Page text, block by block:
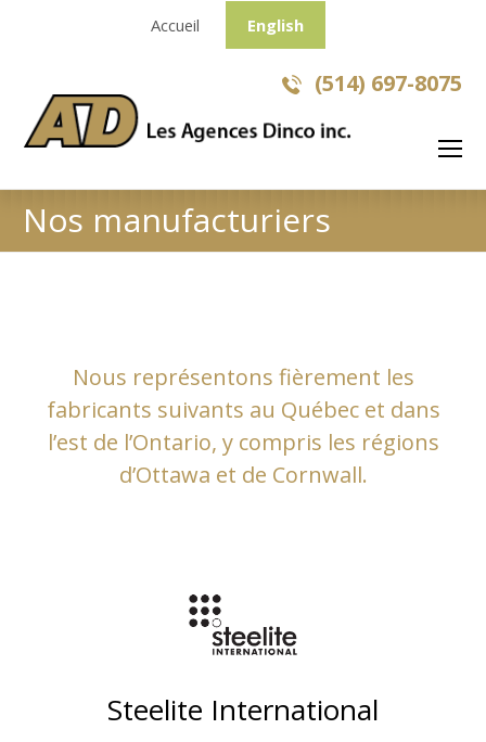
Accueil English
(514) 697-8075
Nos manufacturiers
Nous représentons fièrement les
fabricants suivants au Québec et dans
l’est de l’Ontario, y compris les régions
d’Ottawa et de Cornwall.
Steelite International